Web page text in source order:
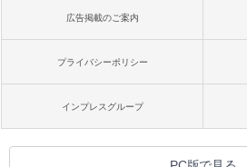
広告掲載のご案内
プライバシーポリシー
インプレスグループ